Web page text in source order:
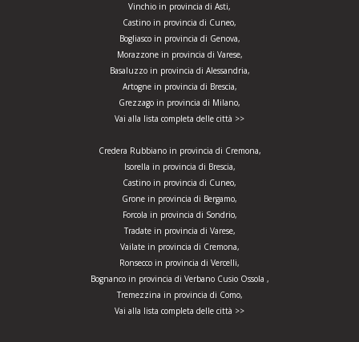
Vinchio in provincia di Asti,
Castino in provincia di Cuneo,
Bogliasco in provincia di Genova,
Morazzone in provincia di Varese,
Basaluzzo in provincia di Alessandria,
Artogne in provincia di Brescia,
Grezzago in provincia di Milano,
Vai alla lista completa delle città >>
Credera Rubbiano in provincia di Cremona,
Isorella in provincia di Brescia,
Castino in provincia di Cuneo,
Grone in provincia di Bergamo,
Forcola in provincia di Sondrio,
Tradate in provincia di Varese,
Vailate in provincia di Cremona,
Ronsecco in provincia di Vercelli,
Bognanco in provincia di Verbano Cusio Ossola ,
Tremezzina in provincia di Como,
Vai alla lista completa delle città >>